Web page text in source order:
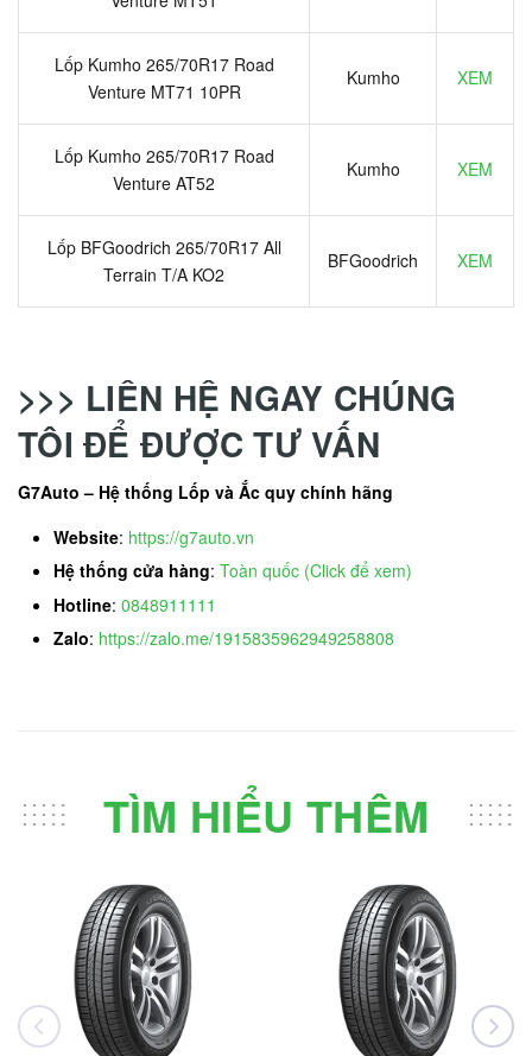
Lốp Kumho 265/70R17 Road
Venture MT71 10PR
Kumho XEM
Lốp Kumho 265/70R17 Road
Venture AT52
Kumho XEM
Lốp BFGoodrich 265/70R17 All
Terrain T/A KO2
BFGoodrich XEM
>>> LIÊN HỆ NGAY CHÚNG
TÔI ĐỂ ĐƯỢC TƯ VẤN
G7Auto – Hệ thống Lốp và Ắc quy chính hãng
Website: https://g7auto.vn
Hệ thống cửa hàng: Toàn quốc (Click để xem)
Hotline: 0848911111
Zalo: https://zalo.me/1915835962949258808
TÌM HIỂU THÊM